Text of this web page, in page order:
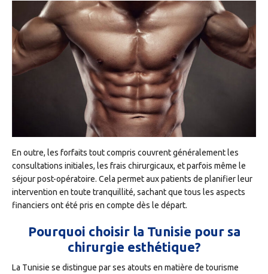
En outre, les forfaits tout compris couvrent généralement les
consultations initiales, les frais chirurgicaux, et parfois même le
séjour post-opératoire. Cela permet aux patients de planifier leur
intervention en toute tranquillité, sachant que tous les aspects
financiers ont été pris en compte dès le départ.
Pourquoi choisir la Tunisie pour sa
chirurgie esthétique?
La Tunisie se distingue par ses atouts en matière de tourisme